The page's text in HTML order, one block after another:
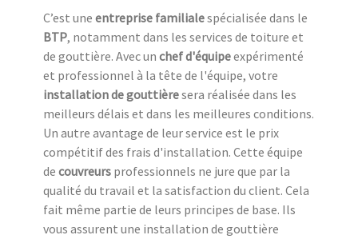
C’est une entreprise familialespécialisée dans le
BTP, notamment dans les services de toiture et
de gouttière. Avec un chef d'équipeexpérimenté
et professionnel à la tête de l'équipe, votre
installation de gouttièresera réalisée dans les
meilleurs délais et dans les meilleures conditions.
Un autre avantage de leur service est le prix
compétitif des frais d'installation. Cette équipe
de couvreurs professionnels ne jure que par la
qualité du travail et la satisfaction du client. Cela
fait même partie de leurs principes de base. Ils
vous assurent une installation de gouttière